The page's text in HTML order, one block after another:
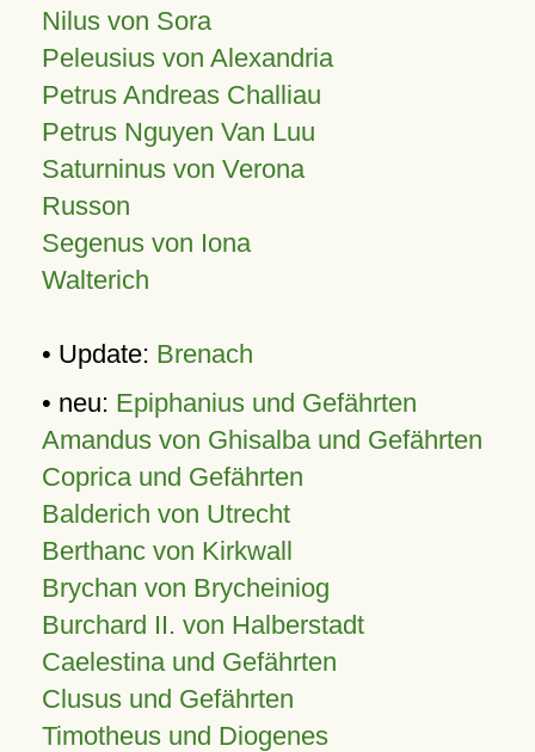
Nilus von Sora
Peleusius von Alexandria
Petrus Andreas Challiau
Petrus Nguyen Van Luu
Saturninus von Verona
Russon
Segenus von Iona
Walterich
• Update: Brenach
• neu: Epiphanius und Gefährten
Amandus von Ghisalba und Gefährten
Coprica und Gefährten
Balderich von Utrecht
Berthanc von Kirkwall
Brychan von Brycheiniog
Burchard II. von Halberstadt
Caelestina und Gefährten
Clusus und Gefährten
Timotheus und Diogenes